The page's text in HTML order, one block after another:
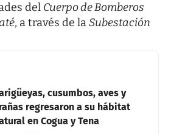
del Cuerpo de Bomberos
, a través de laSubestación
cusumbos, aves y
regresaron a su hábitat
en Cogua y Tena